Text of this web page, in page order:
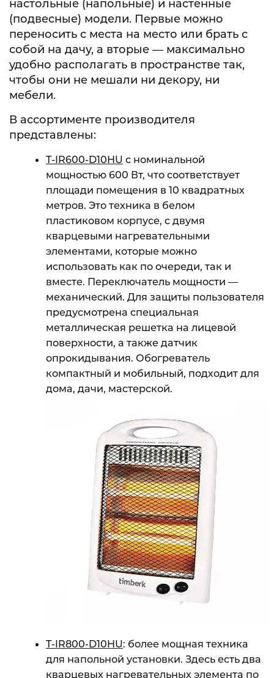
настольные (напольные) и настенные
(подвесные) модели. Первые можно
переносить с места на место или брать с
собой на дачу, а вторые — максимально
удобно располагать в пространстве так,
чтобы они не мешали ни декору, ни
мебели.
В ассортименте производителя
представлены:
T-IR600-D10HU с номинальной
мощностью 600 Вт, что соответствует
площади помещения в 10 квадратных
метров. Это техника в белом
пластиковом корпусе, с двумя
кварцевыми нагревательными
элементами, которые можно
использовать как по очереди, так и
вместе. Переключатель мощности —
механический. Для защиты пользователя
предусмотрена специальная
металлическая решетка на лицевой
поверхности, а также датчик
опрокидывания. Обогреватель
компактный и мобильный, подходит для
дома, дачи, мастерской.
T-IR800-D10HU: более мощная техника
для напольной установки. Здесь есть два
кварцевых нагревательных элемента по